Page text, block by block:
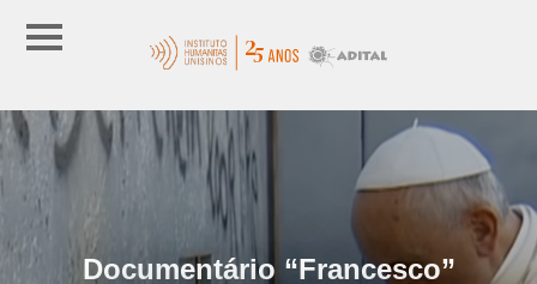
Documentário “Francesco”